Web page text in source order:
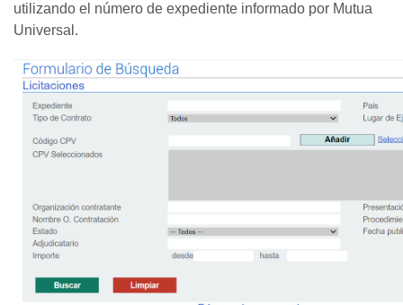
utilizando el número de expediente informado por Mutua
Universal.